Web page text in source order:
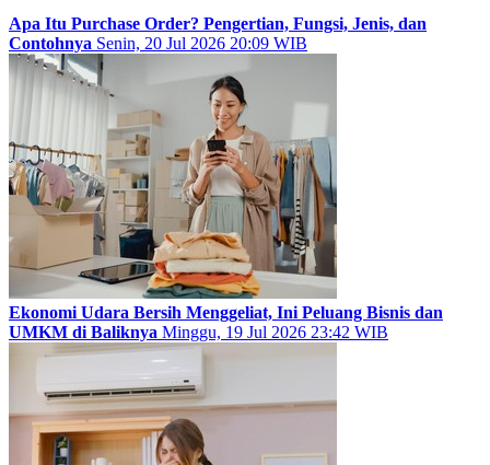
Apa Itu Purchase Order? Pengertian, Fungsi, Jenis, dan
Contohnya Senin, 20 Jul 2026 20:09 WIB
Ekonomi Udara Bersih Menggeliat, Ini Peluang Bisnis dan
UMKM di Baliknya Minggu, 19 Jul 2026 23:42 WIB